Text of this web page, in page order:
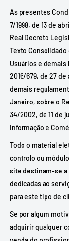
As presentes
7/1998, de 13 de
Real Decreto
Texto Consolidado
Usuários e demais
2016/679, de 27 de
demais
Janeiro, sobre o
34/2002, de 11 de
Informação e
Todo o material
controlo ou
site destinam-se
dedicadas ao
para este tipo de
Se por algum
adquirir qualquer